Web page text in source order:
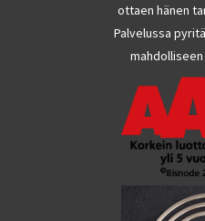
ottaen hänen
Palvelussa